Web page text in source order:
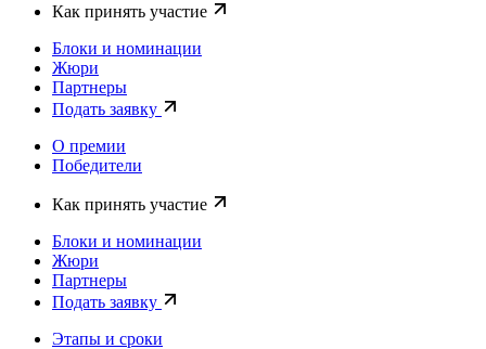
Как принять участие
Блоки и номинации
Жюри
Партнеры
Подать заявку
О премии
Победители
Как принять участие
Блоки и номинации
Жюри
Партнеры
Подать заявку
Этапы и сроки